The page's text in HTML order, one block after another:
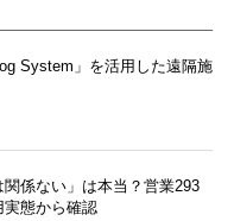
System」を活用した遠隔施
関係ない」は本当？営業293
態から確認